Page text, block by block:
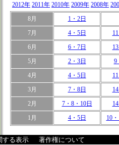
2012年 2011年 2010年 2009年 2008年
8月
1・2日
7月
4・5日
6月
6・7日
5月
2・3日
9
4月
4・5日
3月
7・8日
2月
7・8・10日
1月
4・5日 10
する表示 著作権について